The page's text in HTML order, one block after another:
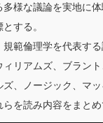
様な議論を実地に
する。
規範倫理学を代表す
ィリアムズ、ブラン
、ノージック、マ
らを読み内容をまと